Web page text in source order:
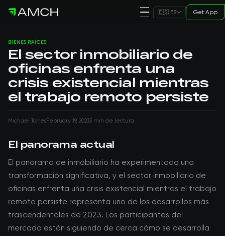
🇪🇸 ES Get App
BIENES RAÍCES
El sector inmobiliario de
oficinas enfrenta una
crisis existencial mientras
el trabajo remoto persiste
Michael TorresFebruary 19, 20233 min de lectura
El panorama actual
El panorama de inmobiliario ha experimentado una
transformación significativa, y el sector inmobiliario de
oficinas enfrenta una crisis existencial mientras el trabajo
remoto persiste representa uno de los desarrollos más
trascendentales de 2023. Los participantes del
mercado están siguiendo de cerca cómo se desarrolla